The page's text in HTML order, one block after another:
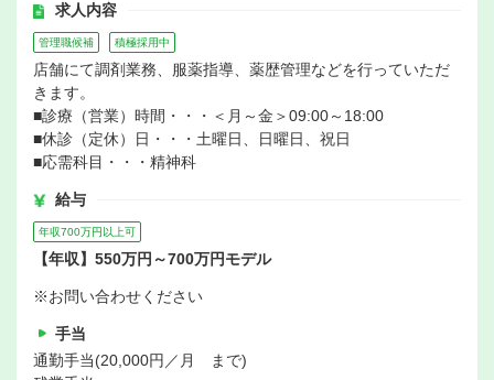
求人内容
管理職候補 積極採用中
店舗にて調剤業務、服薬指導、薬歴管理などを行っていただ
きます。
■診療（営業）時間・・・＜月～金＞09:00～18:00
■休診（定休）日・・・土曜日、日曜日、祝日
■応需科目・・・精神科
給与
年収700万円以上可
【年収】550万円～700万円モデル
※お問い合わせください
手当
通勤手当(20,000円／月 まで)